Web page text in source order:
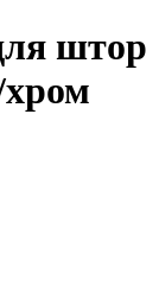
штор